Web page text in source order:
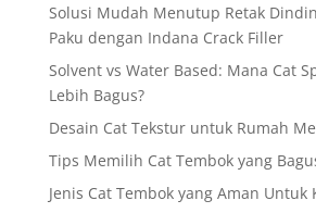
Solusi Mudah Menutup Retak
Paku dengan Indana Crack Filler
Solvent vs Water Based: Mana Cat
Lebih Bagus?
Desain Cat Tekstur untuk Rumah
Tips Memilih Cat Tembok yang
Jenis Cat Tembok yang Aman Untuk